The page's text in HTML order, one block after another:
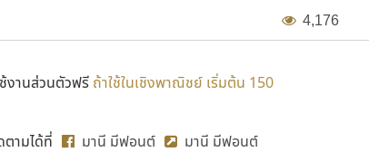
4,176
งานส่วนตัวฟรี ถ้าใช้ในเชิงพาณิชย์ เริ่มต้น 150
ามได้ที่ มานี มีฟอนต์ มานี มีฟอนต์